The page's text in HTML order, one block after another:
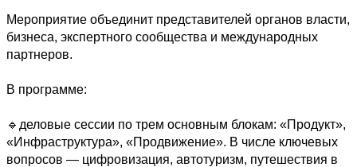
Мероприятие объединит представителей органов власти,
бизнеса, экспертного сообщества и международных
партнеров.
В программе:
🔹деловые сессии по трем основным блокам: «Продукт»,
«Инфраструктура», «Продвижение». В числе ключевых
вопросов — цифровизация, автотуризм, путешествия в